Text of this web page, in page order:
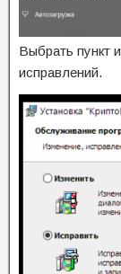
Выбрать пункт
исправлений.